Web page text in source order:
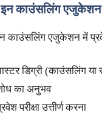
इन काउंसलिंग एजुकेशन
काउंसलिंग एजुकेशन में
डिग्री (काउंसलिंग या
का अनुभव
परीक्षा उत्तीर्ण करना